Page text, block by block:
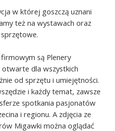
w której goszczą uznani
też na wystawach oraz
są Plenery
otwarte dla wszystkich
od sprzętu i umiejętności.
i każdy temat, zawsze
spotkania pasjonatów
i regionu. A zdjęcia ze
Migawki można oglądać